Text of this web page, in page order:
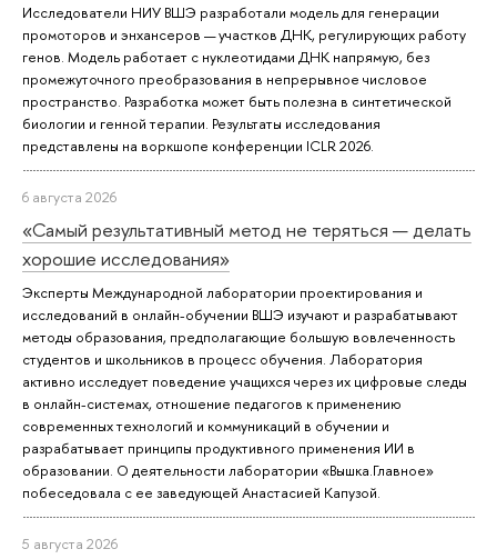
Исследователи НИУ ВШЭ разработали модель для генерации
промоторов и энхансеров — участков ДНК, регулирующих работу
генов. Модель работает с нуклеотидами ДНК напрямую, без
промежуточного преобразования в непрерывное числовое
пространство. Разработка может быть полезна в синтетической
биологии и генной терапии. Результаты исследования
представлены на воркшопе конференции ICLR 2026.
6 августа 2026
«Самый результативный метод не теряться — делать
хорошие исследования»
Эксперты Международной лаборатории проектирования и
исследований в онлайн-обучении ВШЭ изучают и разрабатывают
методы образования, предполагающие большую вовлеченность
студентов и школьников в процесс обучения. Лаборатория
активно исследует поведение учащихся через их цифровые следы
в онлайн-системах, отношение педагогов к применению
современных технологий и коммуникаций в обучении и
разрабатывает принципы продуктивного применения ИИ в
образовании. О деятельности лаборатории «Вышка.Главное»
побеседовала с ее заведующей Анастасией Капузой.
5 августа 2026